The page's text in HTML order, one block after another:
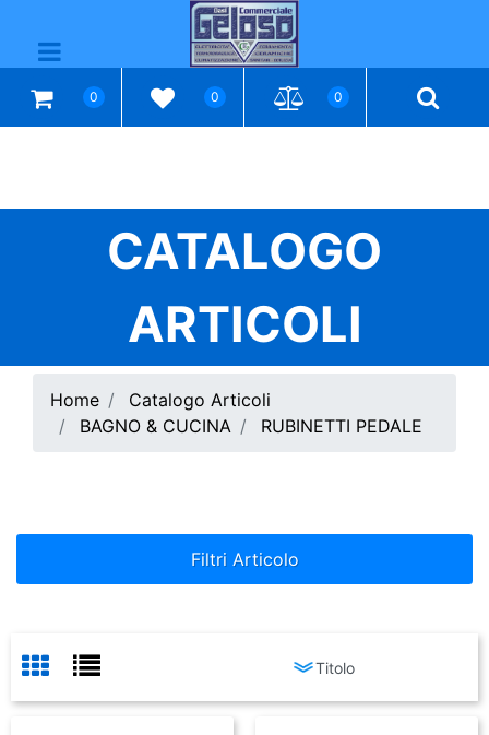
Open menu
0 0 0
CATALOGO
ARTICOLI
Home
Catalogo Articoli
BAGNO & CUCINA
RUBINETTI PEDALE
Filtri Articolo